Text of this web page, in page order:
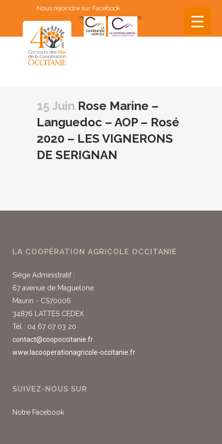
Nous rejoindre sur Facebook
15 Juin Rose Marine –
Languedoc – AOP – Rosé
2020 – LES VIGNERONS
DE SERIGNAN
LA COOPÉRATION AGRICOLE OCCITANIE
Siège Administratif :
67 avenue de Maguelone
Maurin - CS70006
34876 LATTES CEDEX
Tél : 04 67 07 03 20
contact@coopoccitanie.fr
www.lacooperationagricole-occitanie.fr
SUIVEZ-NOUS SUR
Notre Facebook